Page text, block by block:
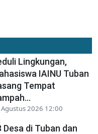
Lingkungan,
IAINU Tuban
Tempat
2026 12:00
Desa di Tuban dan